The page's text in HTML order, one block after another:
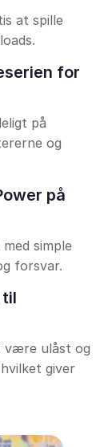
at spille
for
på
og
på
simple
forsvar.
til
være ulåst og
giver